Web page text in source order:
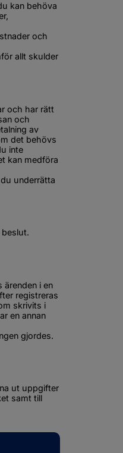
kan behöva
och
allt skulder
och har rätt
och
av
det behövs
inte
kan medföra
underrätta
i en
registreras
skrivits i
en annan
gjordes.
ut uppgifter
samt till